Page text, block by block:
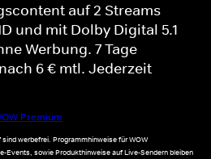
auf 2 Streams
und mit Dolby Digital 5.1
Werbung. 7 Tage
6 € mtl. Jederzeit
Premium
werbefrei. Programmhinweise für WOW
Events, sowie Produkthinweise auf Live-Sendern bleiben